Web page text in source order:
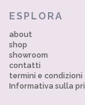
ESPLORA
about
shop
showroom
contatti
termini e condizioni
Informativa sulla